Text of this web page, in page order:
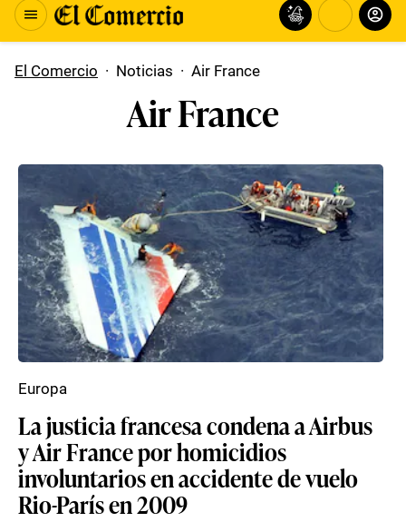
El Comercio · Noticias · Air France
Air France
La justicia francesa condena a Airbus
y Air France por homicidios
involuntarios en accidente de vuelo
Rio-París en 2009
Europa